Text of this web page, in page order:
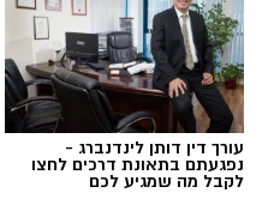
עורך דין דותן לינדנברג -
נפגעתם בתאונת דרכים לחצו
לקבל מה שמגיע לכם